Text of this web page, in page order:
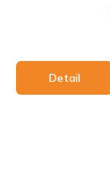
Detail